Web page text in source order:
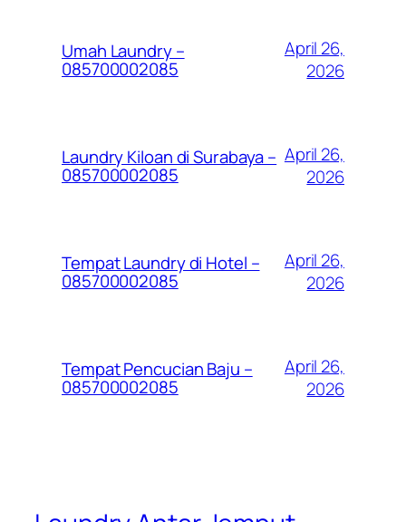
Umah Laundry –
085700002085
April 26,
2026
Laundry Kiloan di Surabaya –
085700002085
April 26,
2026
Tempat Laundry di Hotel –
085700002085
April 26,
2026
Tempat Pencucian Baju –
085700002085
April 26,
2026